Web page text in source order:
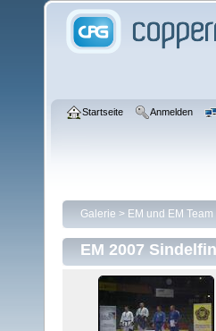
Startseite Anmelden
Galerie > EM und EM Team
EM 2007